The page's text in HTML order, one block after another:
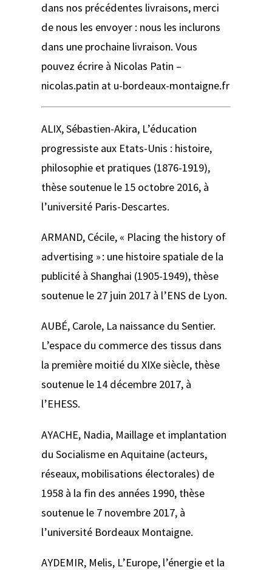
dans nos précédentes livraisons, merci
de nous les envoyer : nous les inclurons
dans une prochaine livraison. Vous
pouvez écrire à Nicolas Patin –
nicolas.patin at u-bordeaux-montaigne.fr
ALIX, Sébastien-Akira, L’éducation
progressiste aux Etats-Unis : histoire,
philosophie et pratiques (1876-1919),
thèse soutenue le 15 octobre 2016, à
l’université Paris-Descartes.
ARMAND, Cécile, « Placing the history of
advertising »: une histoire spatiale de la
publicité à Shanghai (1905-1949), thèse
soutenue le 27 juin 2017 à l’ENS de Lyon.
AUBÉ, Carole, La naissance du Sentier.
L’espace du commerce des tissus dans
la première moitié du XIXe siècle, thèse
soutenue le 14 décembre 2017, à
l’EHESS.
AYACHE, Nadia, Maillage et implantation
du Socialisme en Aquitaine (acteurs,
réseaux, mobilisations électorales) de
1958 à la fin des années 1990, thèse
soutenue le 7 novembre 2017, à
l’université Bordeaux Montaigne.
AYDEMIR, Melis, L’Europe, l’énergie et la